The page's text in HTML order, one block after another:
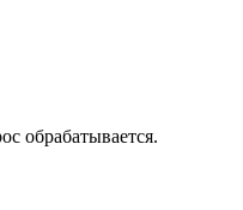
обрабатывается.